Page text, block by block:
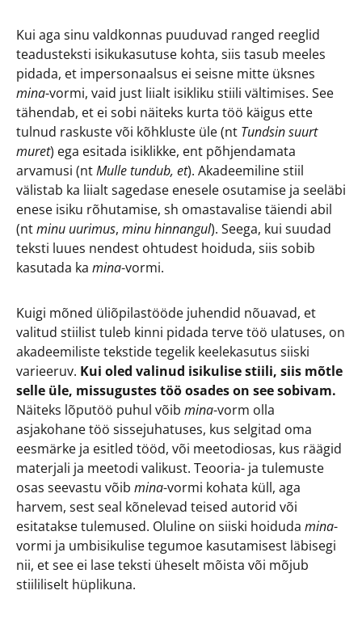
Kui aga sinu valdkonnas puuduvad ranged reeglid
teadusteksti isikukasutuse kohta, siis tasub meeles
pidada, et impersonaalsus ei seisne mitte üksnes
mina-vormi, vaid just liialt isikliku stiili vältimises. See
tähendab, et ei sobi näiteks kurta töö käigus ette
tulnud raskuste või kõhkluste üle (nt Tundsin suurt
muret) ega esitada isiklikke, ent põhjendamata
arvamusi (ntMulle tundub, et). Akadeemiline stiil
välistab ka liialt sagedase enesele osutamise ja seeläbi
enese isiku rõhutamise, sh omastavalise täiendi abil
(ntminu uurimus, minu hinnangul). Seega, kui suudad
teksti luues nendest ohtudest hoiduda, siis sobib
kasutada ka mina-vormi.
Kuigi mõned üliõpilastööde juhendid nõuavad, et
valitud stiilist tuleb kinni pidada terve töö ulatuses, on
akadeemiliste tekstide tegelik keelekasutus siiski
varieeruv. Kui oled valinud isikulise stiili, siis mõtle
selle üle, missugustes töö osades on see sobivam.
Näiteks lõputöö puhul võib mina-vorm olla
asjakohane töö sissejuhatuses, kus selgitad oma
eesmärke ja esitled tööd, või meetodiosas, kus räägid
materjali ja meetodi valikust. Teooria- ja tulemuste
osas seevastu võib mina-vormi kohata küll, aga
harvem, sest seal kõnelevad teised autorid või
esitatakse tulemused. Oluline on siiski hoiduda mina-
vormi ja umbisikulise tegumoe kasutamisest läbisegi
nii, et see ei lase teksti üheselt mõista või mõjub
stiililiselt hüplikuna.